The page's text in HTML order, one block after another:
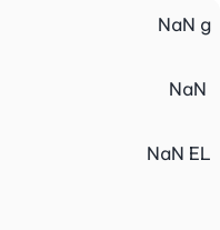
NaN g
NaN
NaN EL